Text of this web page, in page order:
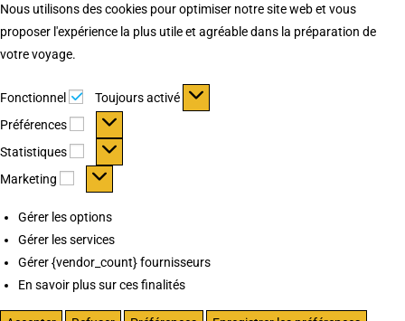
Nous utilisons des cookies pour optimiser notre site web et vous
proposer l'expérience la plus utile et agréable dans la préparation de
votre voyage.
Fonctionnel Fonctionnel
Toujours activé
Préférences
Préférences
Statistiques Statistiques
Marketing Marketing
Gérer les options
Gérer les services
Gérer {vendor_count} fournisseurs
En savoir plus sur ces finalités